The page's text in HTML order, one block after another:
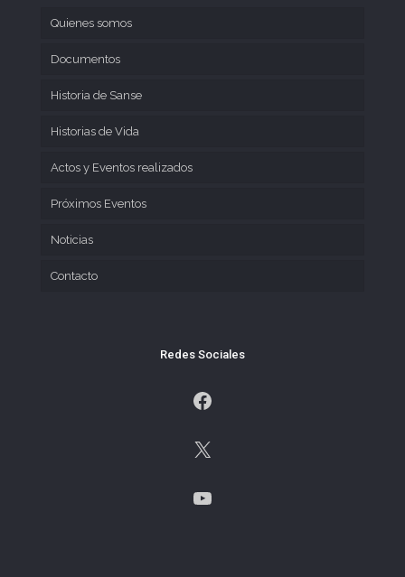
Quienes somos
Documentos
Historia de Sanse
Historias de Vida
Actos y Eventos realizados
Próximos Eventos
Noticias
Contacto
Redes Sociales
Facebook
X
YouTube